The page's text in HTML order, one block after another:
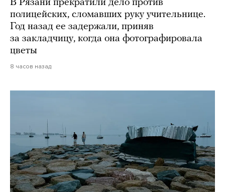
В Рязани прекратили дело против
полицейских, сломавших руку учительнице.
Год назад ее задержали, приняв
за закладчицу, когда она фотографировала
цветы
8 часов назад